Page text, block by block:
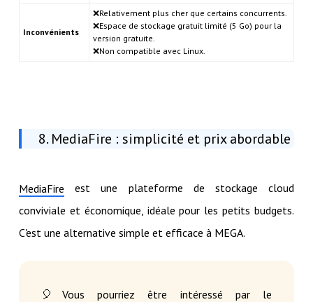
Inconvénients
❌Relativement plus cher que certains concurrents.
❌Espace de stockage gratuit limité (5 Go) pour la
version gratuite.
❌Non compatible avec Linux.
8. MediaFire : simplicité et prix abordable
MediaFire est une plateforme de stockage cloud
conviviale et économique, idéale pour les petits budgets.
C'est une alternative simple et efficace à MEGA.
🎈Vous pourriez être intéressé par le